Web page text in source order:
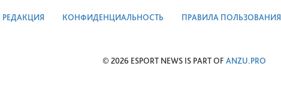
РЕДАКЦИЯ КОНФИДЕНЦИАЛЬНОСТЬ ПРАВИЛА ПОЛЬЗОВАНИЯ
© 2026 ESPORT NEWS IS PART OF ANZU.PRO